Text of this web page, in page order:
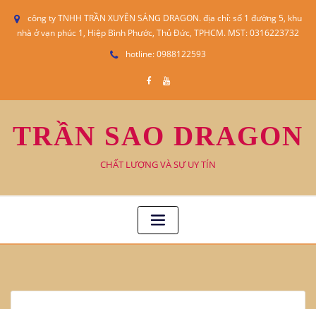
công ty TNHH TRẦN XUYÊN SÁNG DRAGON. địa chỉ: số 1 đường 5, khu
nhà ở vạn phúc 1, Hiệp Bình Phước, Thủ Đức, TPHCM. MST: 0316223732
hotline: 0988122593
TRẦN SAO DRAGON
CHẤT LƯỢNG VÀ SỰ UY TÍN